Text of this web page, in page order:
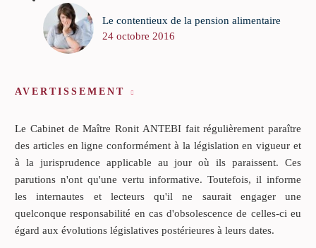
Le contentieux de la pension alimentaire
24 octobre 2016
AVERTISSEMENT
Le Cabinet de Maître Ronit ANTEBI fait régulièrement paraître
des articles en ligne conformément à la législation en vigueur et
à la jurisprudence applicable au jour où ils paraissent. Ces
parutions n'ont qu'une vertu informative. Toutefois, il informe
les internautes et lecteurs qu'il ne saurait engager une
quelconque responsabilité en cas d'obsolescence de celles-ci eu
égard aux évolutions législatives postérieures à leurs dates.